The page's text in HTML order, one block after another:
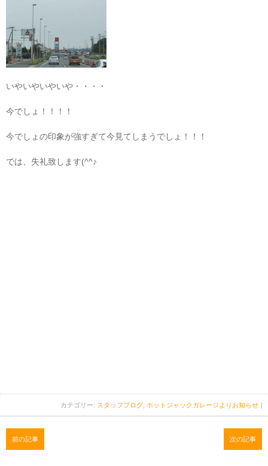
いやいやいやいや・・・・
今でしょ！！！！
今でしょの印象が強すぎて今見てしまうでしょ！！！
では、失礼致します(^^♪
カテゴリー: スタッフブログ ホットジャックガレージよりお知らせ ｜
前の記事 次の記事